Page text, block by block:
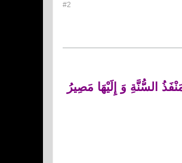
#2
السُّنَّةِ وَ إِلَيْهَا مَصِيرُ